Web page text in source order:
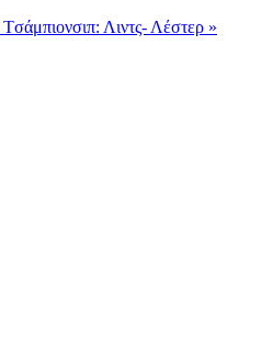
Tσάμπιονσιπ: Λιντς- Λέστερ »